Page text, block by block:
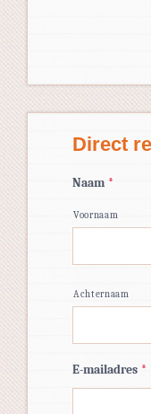
Direct
Naam *
Voornaam
Achternaam
E-mailadres *